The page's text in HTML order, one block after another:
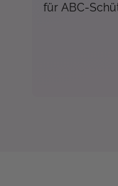
für ABC-